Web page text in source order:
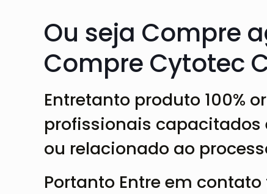
Ou seja Compre
Compre Cytotec
Entretanto produto 100%
profissionais capacitados
ou relacionado ao
Portanto Entre em